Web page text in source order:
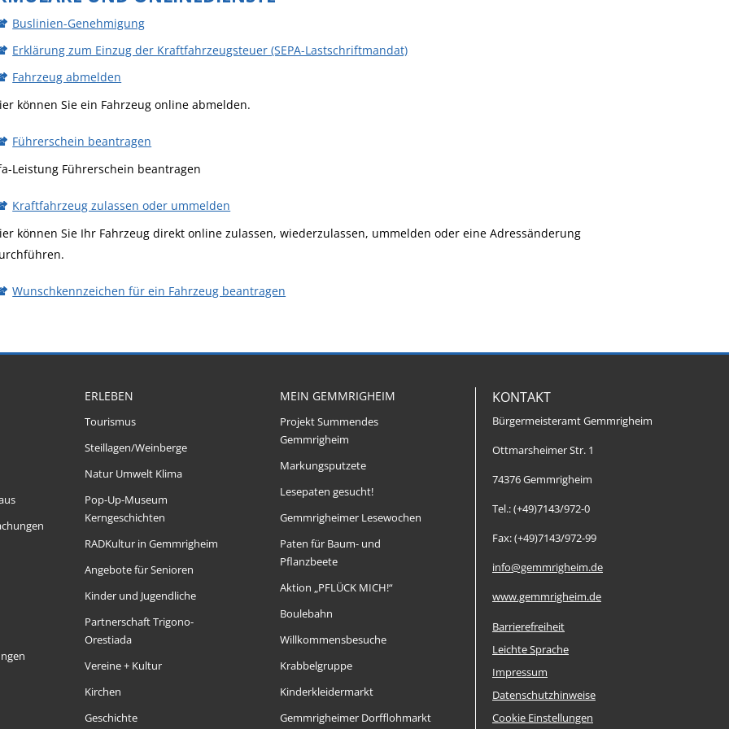
Buslinien-Genehmigung
Erklärung zum Einzug der Kraftfahrzeugsteuer (SEPA-Lastschriftmandat)
Fahrzeug abmelden
können Sie ein Fahrzeug online abmelden.
Führerschein beantragen
Leistung Führerschein beantragen
Kraftfahrzeug zulassen oder ummelden
können Sie Ihr Fahrzeug direkt online zulassen, wiederzulassen, ummelden oder eine Adressänderung
Wunschkennzeichen für ein Fahrzeug beantragen
ERLEBEN
Tourismus
Steillagen/Weinberge
Natur Umwelt Klima
Pop-Up-Museum
Kerngeschichten
RADKultur in Gemmrigheim
Angebote für Senioren
Kinder und Jugendliche
Partnerschaft Trigono-
Orestiada
Vereine + Kultur
Kirchen
Geschichte
MEIN GEMMRIGHEIM
Projekt Summendes
Gemmrigheim
Markungsputzete
Lesepaten gesucht!
Gemmrigheimer Lesewochen
Paten für Baum- und
Pflanzbeete
Aktion „PFLÜCK MICH!“
Boulebahn
Willkommensbesuche
Krabbelgruppe
Kinderkleidermarkt
Gemmrigheimer Dorfflohmarkt
KONTAKT
Bürgermeisteramt Gemmrigheim
Ottmarsheimer Str. 1
74376 Gemmrigheim
Tel.: (+49)7143/972-0
Fax: (+49)7143/972-99
info@gemmrigheim.de
www.gemmrigheim.de
Barrierefreiheit
Leichte Sprache
Impressum
Datenschutzhinweise
Cookie Einstellungen